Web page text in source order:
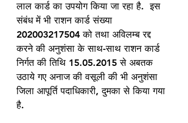
लाल कार्ड का उपयोग किया जा रहा है.  इस
संबंध में भी राशन कार्ड संख्या
202003217504 को तथा अविलम्ब रद्द
करने की अनुशंसा के साथ-साथ राशन कार्ड
निर्गत की तिथि 15.05.2015 से अबतक
उठाये गए अनाज की वसूली की भी अनुशंसा
जिला आपूर्ति पदाधिकारी, दुमका से किया गया
है.